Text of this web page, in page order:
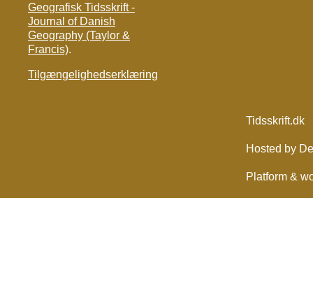
Geografisk Tidsskrift -
Journal of Danish
Geography (Taylor &
Francis).
Tilgængelighedserklæring